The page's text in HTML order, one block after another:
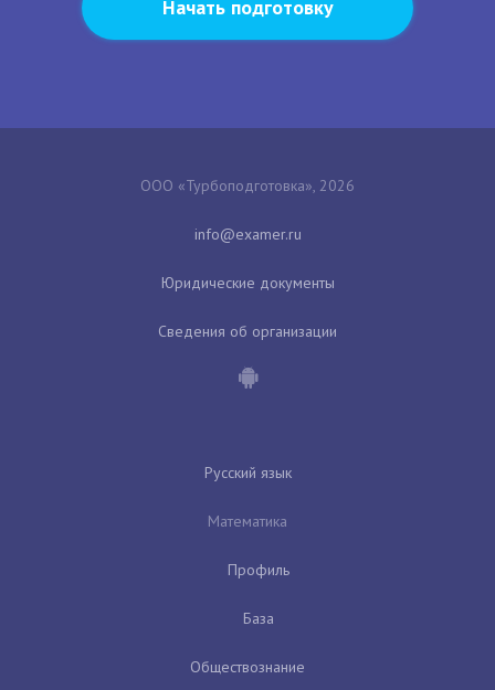
Начать подготовку
ООО «Турбоподготовка», 2026
Юридические документы
Сведения об организации
Русский язык
Математика
Профиль
База
Обществознание